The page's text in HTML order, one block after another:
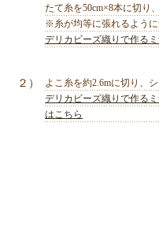
たて糸を50cm×8本に切り
※糸が均等に張れるように
デリカビーズ織りで作る
２）
よこ糸を約2.6mに切り、
デリカビーズ織りで作る
はこちら